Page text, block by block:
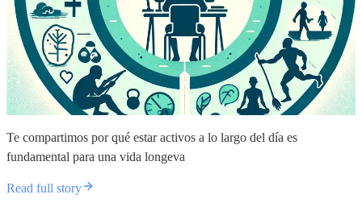
Te compartimos por qué estar activos a lo largo del día es
fundamental para una vida longeva
Read full story